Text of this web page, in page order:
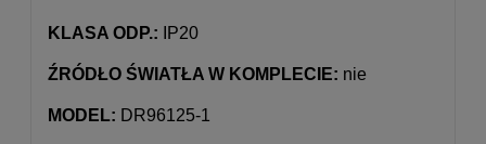
KLASA ODP.: IP20
ŹRÓDŁO ŚWIATŁA W KOMPLECIE: nie
MODEL: DR96125-1